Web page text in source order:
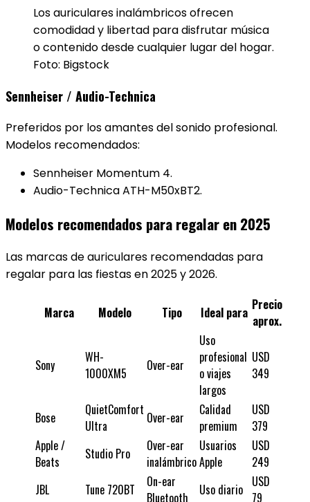
Los auriculares inalámbricos ofrecen
comodidad y libertad para disfrutar música
o contenido desde cualquier lugar del hogar.
Foto: Bigstock
Sennheiser / Audio-Technica
Preferidos por los amantes del sonido profesional.
Modelos recomendados:
Sennheiser Momentum 4.
Audio-Technica ATH-M50xBT2.
Modelos recomendados para regalar en 2025
Las marcas de auriculares recomendadas para
regalar para las fiestas en 2025 y 2026.
Marca Modelo Tipo Ideal para Precio
aprox.
Sony
WH-
1000XM5
Over-ear
Uso
profesional
o viajes
largos
USD
349
Bose
QuietComfort
Ultra
Over-ear
Calidad
premium
USD
379
Apple /
Beats
Studio Pro
Over-ear
inalámbrico
Usuarios
Apple
USD
249
JBL
Tune 720BT
On-ear
Bluetooth
Uso diario USD
79